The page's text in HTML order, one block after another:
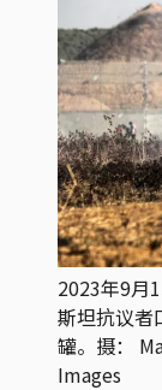
2023年9月
斯坦抗议者
罐。摄：
Images